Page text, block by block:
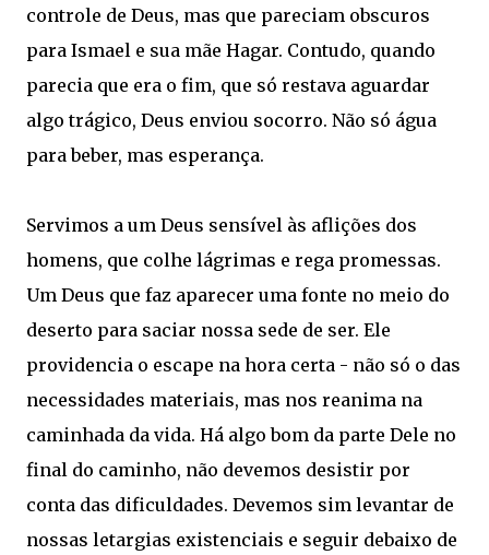
controle de Deus, mas que pareciam obscuros
para Ismael e sua mãe Hagar. Contudo, quando
parecia que era o fim, que só restava aguardar
algo trágico, Deus enviou socorro. Não só água
para beber, mas esperança.
Servimos a um Deus sensível às aflições dos
homens, que colhe lágrimas e rega promessas.
Um Deus que faz aparecer uma fonte no meio do
deserto para saciar nossa sede de ser. Ele
providencia o escape na hora certa - não só o das
necessidades materiais, mas nos reanima na
caminhada da vida. Há algo bom da parte Dele no
final do caminho, não devemos desistir por
conta das dificuldades. Devemos sim levantar de
nossas letargias existenciais e seguir debaixo de